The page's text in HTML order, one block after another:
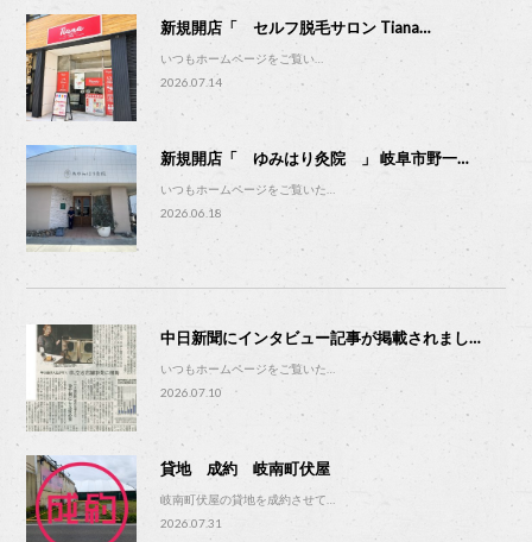
新規開店「 セルフ脱毛サロン Tiana…
いつもホームページをご覧い…
2026.07.14
新規開店「 ゆみはり灸院 」 岐阜市野一…
いつもホームページをご覧いた…
2026.06.18
中日新聞にインタビュー記事が掲載されまし…
いつもホームページをご覧いた…
2026.07.10
貸地 成約 岐南町伏屋
岐南町伏屋の貸地を成約させて…
2026.07.31